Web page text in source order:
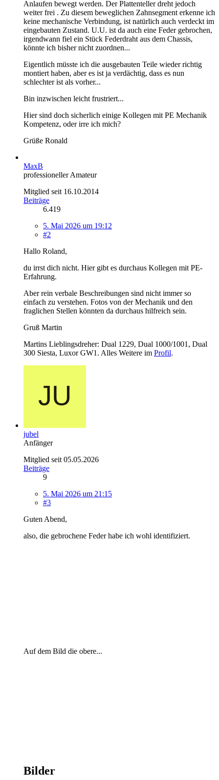
Anlaufen bewegt werden. Der Plattenteller dreht jedoch
weiter frei . Zu diesem beweglichen Zahnsegment erkenne ich
keine mechanische Verbindung, ist natürlich auch verdeckt im
eingebauten Zustand. U.U. ist da auch eine Feder gebrochen,
irgendwann fiel ein Stück Federdraht aus dem Chassis,
könnte ich bisher nicht zuordnen...
Eigentlich müsste ich die ausgebauten Teile wieder richtig
montiert haben, aber es ist ja verdächtig, dass es nun
schlechter ist als vorher...
Bin inzwischen leicht frustriert...
Hier sind doch sicherlich einige Kollegen mit PE Mechanik
Kompetenz, oder irre ich mich?
Grüße Ronald
MaxB
professioneller Amateur
Mitglied seit 16.10.2014
Beiträge
6.419
5. Mai 2026 um 19:12
#2
Hallo Roland,
du irrst dich nicht. Hier gibt es durchaus Kollegen mit PE-
Erfahrung.
Aber rein verbale Beschreibungen sind nicht immer so
einfach zu verstehen. Fotos von der Mechanik und den
fraglichen Stellen könnten da durchaus hilfreich sein.
Gruß Martin
Martins Lieblingsdreher: Dual 1229, Dual 1000/1001, Dual
300 Siesta, Luxor GW1. Alles Weitere im Profil.
jubel
Anfänger
Mitglied seit 05.05.2026
Beiträge
9
5. Mai 2026 um 21:15
#3
Guten Abend,
also, die gebrochene Feder habe ich wohl identifiziert.
Auf dem Bild die obere...
Bilder